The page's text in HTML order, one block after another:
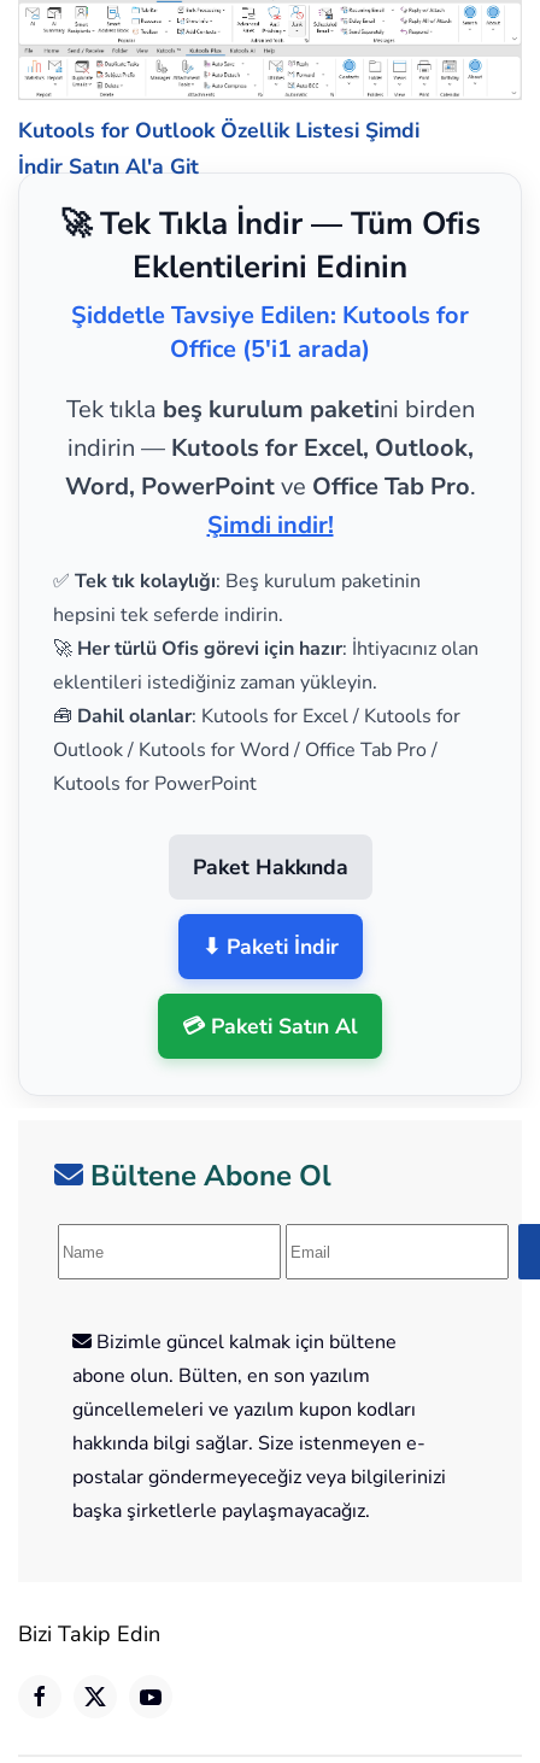
Kutools for Outlook Özellik Listesi Şimdi
İndir Satın Al'a Git
🚀 Tek Tıkla İndir — Tüm Ofis
Eklentilerini Edinin
Şiddetle Tavsiye Edilen: Kutools for
Office (5'i1 arada)
Tek tıkla beş kurulum paketini birden
indirin — Kutools for Excel, Outlook,
Word, PowerPointve Office Tab Pro.
Şimdi indir!
✅ Tek tık kolaylığı: Beş kurulum paketinin
hepsini tek seferde indirin.
🚀 Her türlü Ofis görevi için hazır: İhtiyacınız olan
eklentileri istediğiniz zaman yükleyin.
🧰 Dahil olanlar: Kutools for Excel / Kutools for
Outlook / Kutools for Word / Office Tab Pro /
Kutools for PowerPoint
Paket Hakkında
⬇ Paketi İndir
💳 Paketi Satın Al
Bültene Abone Ol
Bizimle güncel kalmak için bültene
abone olun. Bülten, en son yazılım
güncellemeleri ve yazılım kupon kodları
hakkında bilgi sağlar. Size istenmeyen e-
postalar göndermeyeceğiz veya bilgilerinizi
başka şirketlerle paylaşmayacağız.
Bizi Takip Edin